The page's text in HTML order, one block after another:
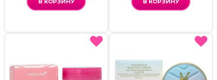
В КОРЗИНУ В КОРЗИНУ